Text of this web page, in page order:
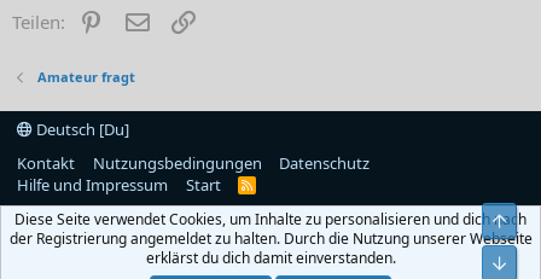
Teilen: PinterestE-Mail
Amateur fragt
Deutsch [Du]
Kontakt
Nutzungsbedingungen
Datenschutz
Hilfe und Impressum
Start
R
S
Diese Seite verwendet Cookies, um Inhalte zu personalisieren und dich nach
der Registrierung angemeldet zu halten. Durch die Nutzung unserer Webseite
erklärst du dich damit einverstanden.